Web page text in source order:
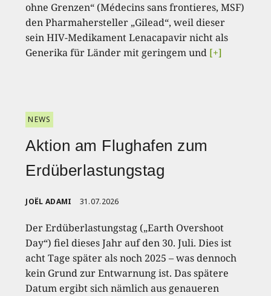
ohne Grenzen“ (Médecins sans frontieres, MSF)
den Pharmahersteller „Gilead“, weil dieser
sein HIV-Medikament Lenacapavir nicht als
Generika für Länder mit geringem und [+]
NEWS
Aktion am Flughafen zum
Erdüberlastungstag
JOËL ADAMI 31.07.2026
Der Erdüberlastungstag („Earth Overshoot
Day“) fiel dieses Jahr auf den 30. Juli. Dies ist
acht Tage später als noch 2025 – was dennoch
kein Grund zur Entwarnung ist. Das spätere
Datum ergibt sich nämlich aus genaueren